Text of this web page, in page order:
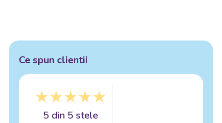
Ce spun clientii
5 din 5 stele